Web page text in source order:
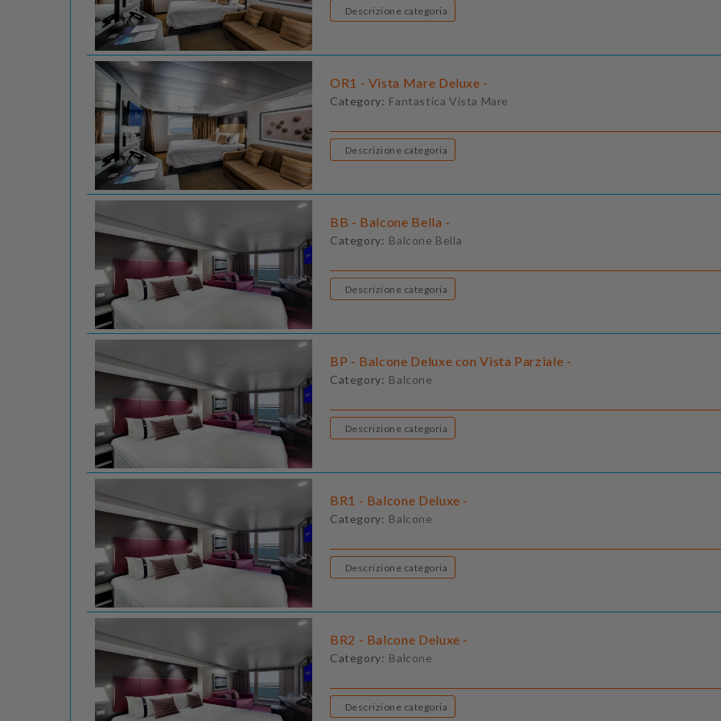
Descrizione categoria
OR1 - Vista Mare Deluxe -
Category: Fantastica Vista Mare
Descrizione categoria
BB - Balcone Bella -
Category: Balcone Bella
Descrizione categoria
BP - Balcone Deluxe con Vista Parziale -
Category: Balcone
Descrizione categoria
BR1 - Balcone Deluxe -
Category: Balcone
Descrizione categoria
BR2 - Balcone Deluxe -
Category: Balcone
Descrizione categoria